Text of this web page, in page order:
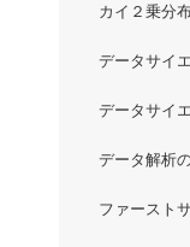
カイ２乗分
データサイ
データサイ
データ解析
ファースト